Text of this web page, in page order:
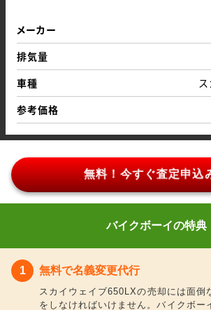
メーカー
排気量
車種
参考価格
無料！今すぐ査定申込
バイクボーイの特典
無料で名義変更代行
スカイウェイブ650LXの売却には面倒
をしなければいけません。バイクボー